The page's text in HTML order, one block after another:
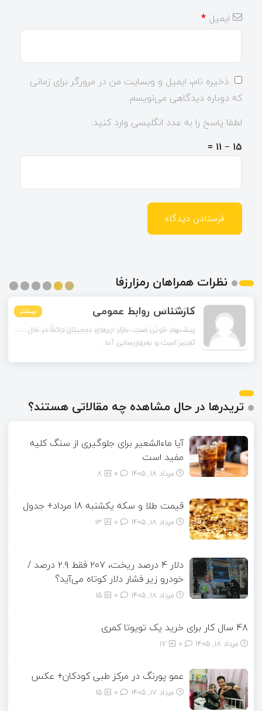
ایمیل *
ذخیره نام، ایمیل و وبسایت من در مرورگر برای زمانی
که دوباره دیدگاهی می‌نویسم.
لطفا پاسخ را به عدد انگلیسی وارد کنید:
15 − 11 =
نظرات همراهان رمزارزفا
بیشتر مشکات بیشتر
چند مورد از آمارهای مقاله مربوط به سال‌های گذشته است.
آیا امکان دارد نسخه به‌روز...
بیشتر
بیشتر
بیشتر
بیشتر
تریدرها در حال مشاهده چه مقالاتی هستند؟
آیا ماءالشعیر برای جلوگیری از سنگ کلیه
مفید است
مرداد ۱۸, ۱۴۰۵ 8
قیمت طلا و سکه یکشنبه 18 مرداد+ جدول
مرداد ۱۸, ۱۴۰۵ 13
دلار ۴ درصد ریخت، ۲۰۷ فقط ۲.۹ درصد /
خودرو زیر فشار دلار کوتاه می‌آید؟
مرداد ۱۸, ۱۴۰۵ 15
۴۸ سال کار برای خرید یک تویوتا کمری
مرداد ۱۸, ۱۴۰۵ 17
عمو پورنگ در مرکز طبی کودکان+ عکس
مرداد ۱۷, ۱۴۰۵ 15